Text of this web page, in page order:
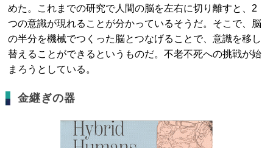
めた。これまでの研究で人間の脳を左右に切り離すと、2
つの意識が現れることが分かっているそうだ。そこで、脳
の半分を機械でつくった脳とつなげることで、意識を移し
替えることができるというものだ。不老不死への挑戦が始
まろうとしている。
金継ぎの器